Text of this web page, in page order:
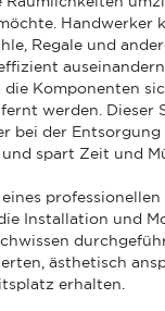
Handwerker
Regale und
die Komponenten
werden. Dieser
bei der
spart Zeit und
professionellen
Installation und
ästhetisch
erhalten.